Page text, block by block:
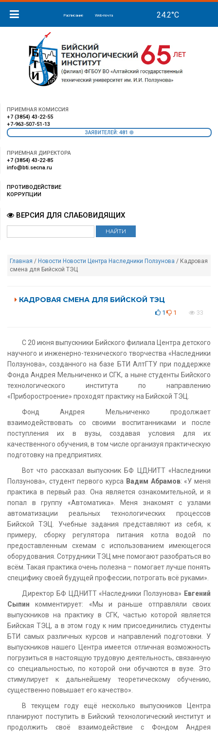
Расписание Web-почта
ПРИЕМНАЯ КОМИССИЯ
+7 (3854) 43-22-55
+7-963-507-51-13
ЗАЯВИТЕЛЕЙ: 481
ПРИЕМНАЯ ДИРЕКТОРА
+7 (3854) 43-22-85
info@bti.secna.ru
ПРОТИВОДЕЙСТВИЕ
КОРРУПЦИИ
ВЕРСИЯ ДЛЯ СЛАБОВИДЯЩИХ
Главная / Новости Новости Центра Наследники Ползунова / Кадровая
смена для Бийской ТЭЦ
КАДРОВАЯ СМЕНА ДЛЯ БИЙСКОЙ ТЭЦ
1 1 33
С 20 июня выпускники Бийского филиала Центра детского
научного и инженерно-технического творчества «Наследники
Ползунова», созданного на базе БТИ АлтГТУ при поддержке
Фонда Андрея Мельниченко и СГК, а ныне студенты Бийского
технологического института по направлению
«Приборостроение» проходят практику на Бийской ТЭЦ.
Фонд Андрея Мельниченко продолжает
взаимодействовать со своими воспитанниками и после
поступления их в вузы, создавая условия для их
качественного обучения, в том числе организуя практическую
подготовку на предприятиях.
Вот что рассказал выпускник БФ ЦДНИТТ «Наследники
Ползунова», студент первого курса Вадим Абрамов: «У меня
практика в первый раз. Она является ознакомительной, и я
попал в группу «Автоматика». Меня знакомят с узлами
автоматизации реальных технологических процессов
Бийской ТЭЦ. Учебные задания представляют из себя, к
примеру, сборку регулятора питания котла водой по
предоставленным схемам с использованием имеющегося
оборудования. Сотрудники ТЭЦ мне помогают разобраться во
всём. Такая практика очень полезна – помогает лучше понять
специфику своей будущей профессии, потрогать всё руками».
Директор БФ ЦДНИТТ «Наследники Ползунова» Евгений
Сыпин комментирует: «Мы и раньше отправляли своих
выпускников на практику в СГК, частью которой является
Бийская ТЭЦ, а в этом году к ним присоединились студенты
БТИ самых различных курсов и направлений подготовки. У
выпускников нашего Центра имеется отличная возможность
погрузиться в настоящую трудовую деятельность, связанную
со специальностью, по которой они обучаются в вузе. Это
стимулирует к дальнейшему теоретическому обучению,
существенно повышает его качество».
В текущем году ещё несколько выпускников Центра
планируют поступить в Бийский технологический институт и
продолжить своё взаимодействие с Фондом Андрея